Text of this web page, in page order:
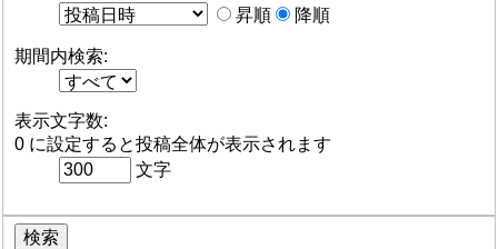
昇順
降順
期間内検索:
表示文字数:
0 に設定すると投稿全体が表示されます
文字